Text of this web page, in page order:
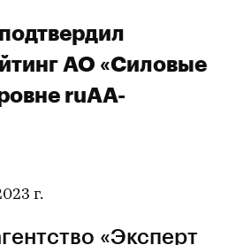
АО «Силовые
ruAA-
г.
«Эксперт